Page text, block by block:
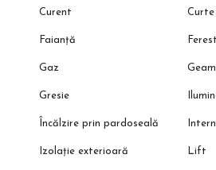
Curent Curte
Faianță
Gaz
Gresie
Încălzire prin pardoseală
Izolație exterioară Lift